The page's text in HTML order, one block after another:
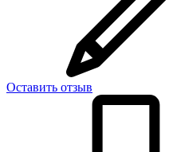
Оставить отзыв